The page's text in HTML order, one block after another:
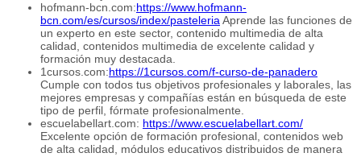
hofmann-bcn.com:https://www.hofmann-
bcn.com/es/cursos/index/pasteleria Aprende las funciones de
un experto en este sector, contenido multimedia de alta
calidad, contenidos multimedia de excelente calidad y
formación muy destacada.
1cursos.com:https://1cursos.com/f-curso-de-panadero
Cumple con todos tus objetivos profesionales y laborales, las
mejores empresas y compañías están en búsqueda de este
tipo de perfil, fórmate profesionalmente.
escuelabellart.com: https://www.escuelabellart.com/
Excelente opción de formación profesional, contenidos web
de alta calidad, módulos educativos distribuidos de manera